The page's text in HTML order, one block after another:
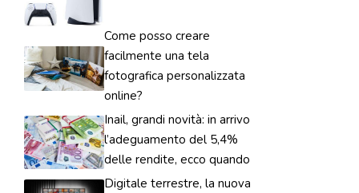
Come posso creare
facilmente una tela
fotografica personalizzata
online?
Inail, grandi novità: in arrivo
l’adeguamento del 5,4%
delle rendite, ecco quando
Digitale terrestre, la nuova